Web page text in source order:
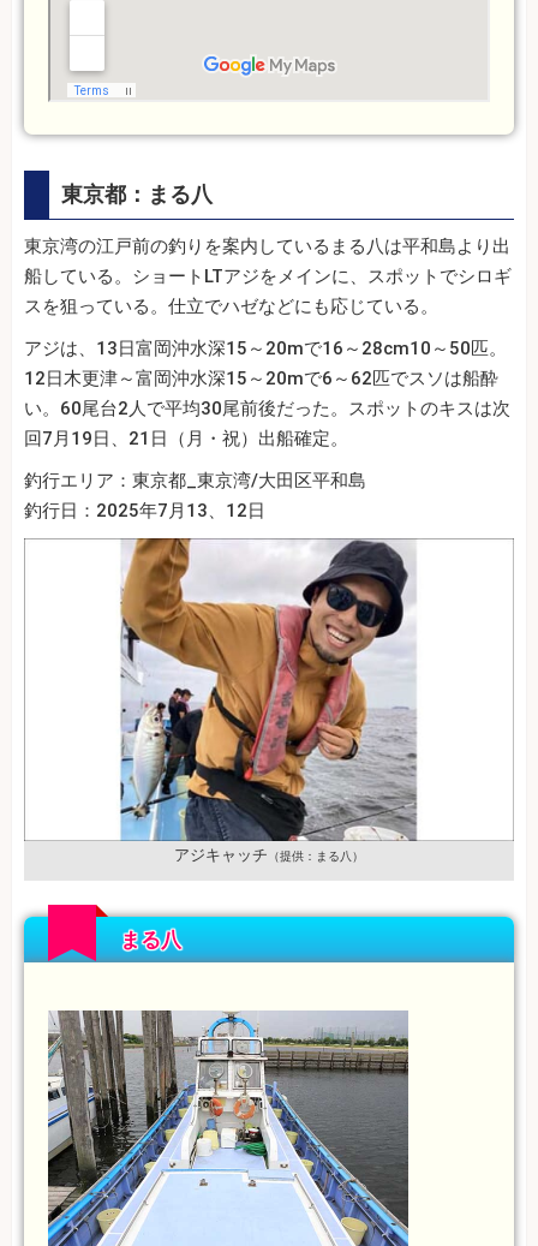
東京都：まる八
東京湾の江戸前の釣りを案内しているまる八は平和島より出
船している。ショートLTアジをメインに、スポットでシロギ
スを狙っている。仕立でハゼなどにも応じている。
アジは、13日富岡沖水深15～20mで16～28cm10～50匹。
12日木更津～富岡沖水深15～20mで6～62匹でスソは船酔
い。60尾台2人で平均30尾前後だった。スポットのキスは次
回7月19日、21日（月・祝）出船確定。
釣行エリア：東京都_東京湾/大田区平和島
釣行日：2025年7月13、12日
アジキャッチ （提供：まる八）
まる八